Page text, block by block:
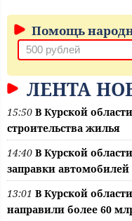
Помощь
ЛЕНТА
15:50 В Курской
строительства жилья
14:40 В Курской
заправки автомобилей
13:01 В Курской
направили более 60